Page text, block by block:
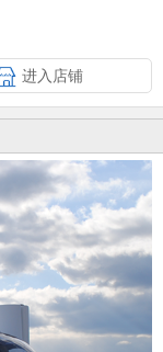
进入店铺